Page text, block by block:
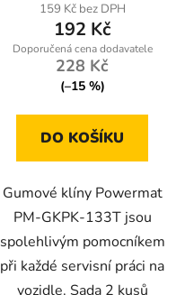
159 Kč bez DPH
192 Kč
228 Kč
(–15 %)
DO KOŠÍKU
Gumové klíny Powermat
PM-GKPK-133T jsou
spolehlivým pomocníkem
při každé servisní práci na
vozidle. Sada 2 kusů